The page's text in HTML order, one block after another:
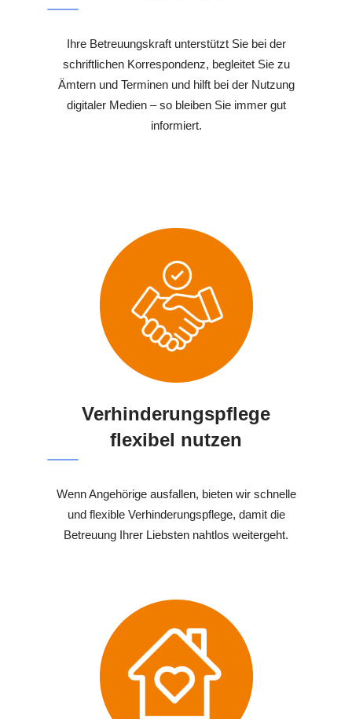
Ihre Betreuungskraft unterstützt Sie bei der
schriftlichen Korrespondenz, begleitet Sie zu
Ämtern und Terminen und hilft bei der Nutzung
digitaler Medien – so bleiben Sie immer gut
informiert.
Verhinderungspflege
flexibel nutzen
Wenn Angehörige ausfallen, bieten wir schnelle
und flexible Verhinderungspflege, damit die
Betreuung Ihrer Liebsten nahtlos weitergeht.